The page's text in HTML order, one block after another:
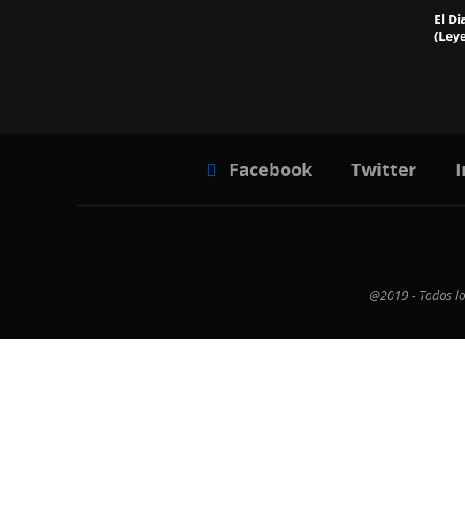
El
Facebook Twitter
@2019 - Todos